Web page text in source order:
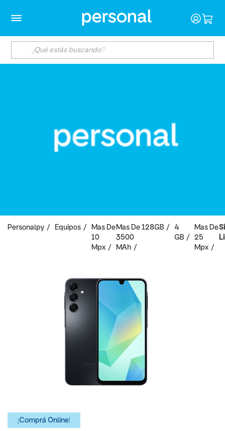
Personalpy Equipos
Mas De
10
Mpx
Mas De
3500
MAh
128GB
4
GB
Mas De
25
Mpx
¡Comprá Online!